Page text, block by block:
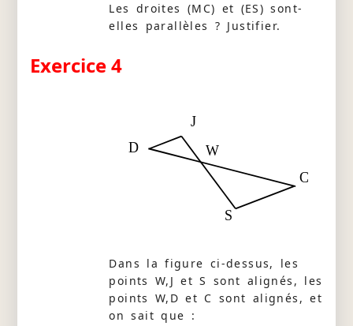
Les droites (MC) et (ES) sont-
elles parallèles ? Justifier.
Exercice 4
C
W
S
J
D
Dans la figure ci-dessus, les
points W,J et S sont alignés, les
points W,D et C sont alignés, et
on sait que :